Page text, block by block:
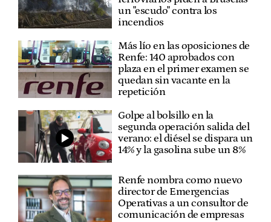
un "escudo" contra los
incendios
Más lío en las oposiciones de
Renfe: 140 aprobados con
plaza en el primer examen se
quedan sin vacante en la
repetición
Golpe al bolsillo en la
segunda operación salida del
verano: el diésel se dispara un
14% y la gasolina sube un 8%
Renfe nombra como nuevo
director de Emergencias
Operativas a un consultor de
comunicación de empresas